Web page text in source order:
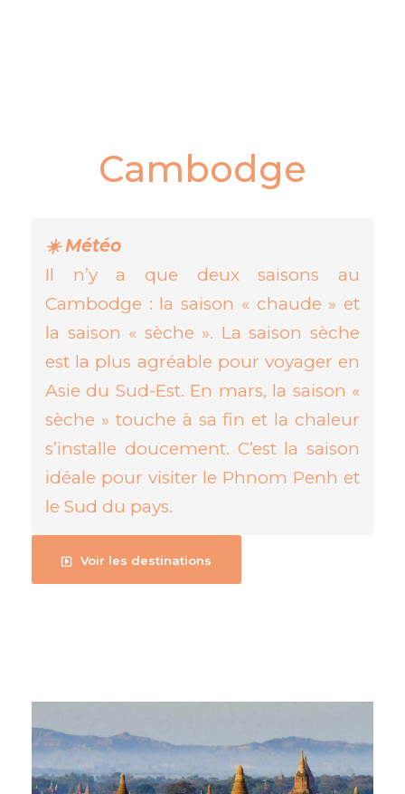
Cambodge
☀️ Météo
Il n’y a que deux saisons au
Cambodge : la saison « chaude » et
la saison « sèche ». La saison sèche
est la plus agréable pour voyager en
Asie du Sud-Est. En mars, la saison «
sèche » touche à sa fin et la chaleur
s’installe doucement. C’est la saison
idéale pour visiter le Phnom Penh et
le Sud du pays.
Voir les destinations